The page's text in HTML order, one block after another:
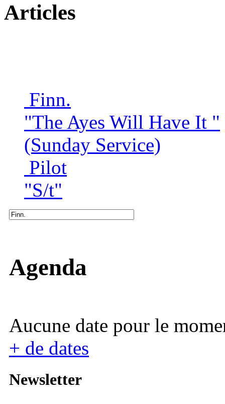
Articles
Finn.
"The Ayes Will Have It "
(Sunday Service)
Pilot
"S/t"
Agenda
Aucune date pour le
+ de dates
Newsletter